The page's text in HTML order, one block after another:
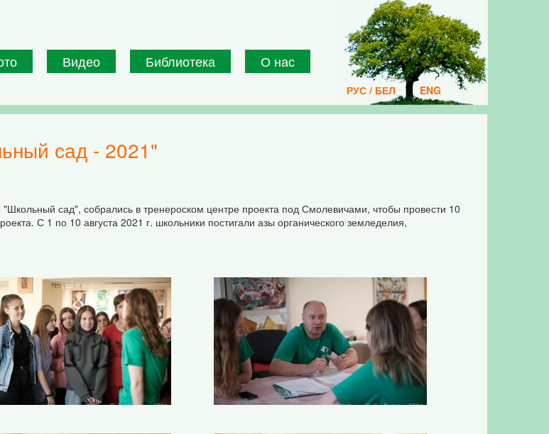
Видео Библиотека О нас
РУС / БЕЛ ENG
сад - 2021"
сад", собрались в тренероском центре проекта под Смолевичами, чтобы провести 10
С 1 по 10 августа 2021 г. школьники постигали азы органического земледелия,